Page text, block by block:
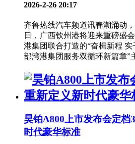
2026-2-26 20:17
齐鲁热线汽车频道讯春潮涌动
日，广西钦州港将迎来重磅盛
港集团联合打造的“奋楫新程
部湾港集团服务双循环新篇章”
昊铂A800上市发布会定档
时代豪华标准